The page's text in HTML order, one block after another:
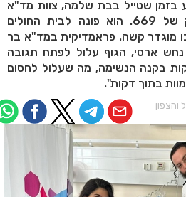
בזמן שטייל בבת שלמה, צוות מד"א
הגיע למקום והזניק מסוק של 669. הוא פונה לבית החולים
מוגדר קשה. פראמדיקית במד"א בר
ארסי, הגוף עלול לפתח תגובה
בקנה הנשימה, מה שעלול לחסום
בתוך דקות".